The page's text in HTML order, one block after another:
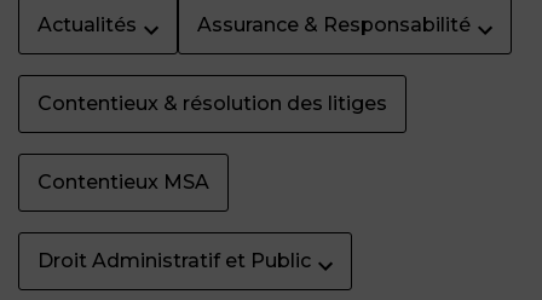
Actualités Assurance & Responsabilité
Contentieux & résolution des litiges
Contentieux MSA
Droit Administratif et Public